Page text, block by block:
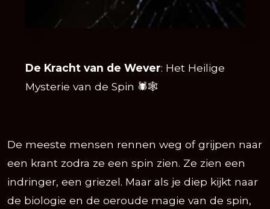
De Kracht van de Wever: Het Heilige
Mysterie van de Spin 🕷️🕸️
De meeste mensen rennen weg of grijpen naar
een krant zodra ze een spin zien. Ze zien een
indringer, een griezel. Maar als je diep kijkt naar
de biologie en de oeroude magie van de spin,